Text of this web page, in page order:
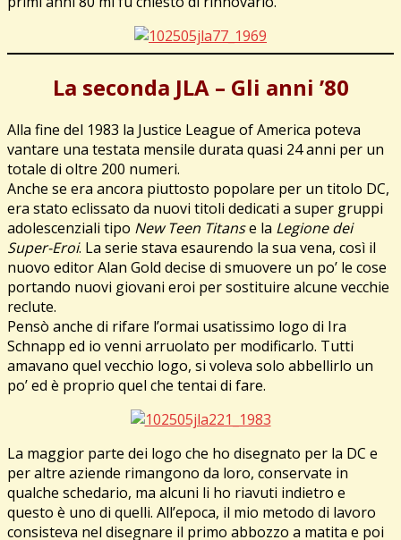
La seconda JLA – Gli anni ’80
Alla fine del 1983 la Justice League of America poteva
vantare una testata mensile durata quasi 24 anni per un
totale di oltre 200 numeri.
Anche se era ancora piuttosto popolare per un titolo DC,
era stato eclissato da nuovi titoli dedicati a super gruppi
adolescenziali tipo New Teen Titanse la Legione dei
Super-Eroi. La serie stava esaurendo la sua vena, così il
nuovo editor Alan Gold decise di smuovere un po’ le cose
portando nuovi giovani eroi per sostituire alcune vecchie
reclute.
Pensò anche di rifare l’ormai usatissimo logo di Ira
Schnapp ed io venni arruolato per modificarlo. Tutti
amavano quel vecchio logo, si voleva solo abbellirlo un
po’ ed è proprio quel che tentai di fare.
La maggior parte dei logo che ho disegnato per la DC e
per altre aziende rimangono da loro, conservate in
qualche schedario, ma alcuni li ho riavuti indietro e
questo è uno di quelli. All’epoca, il mio metodo di lavoro
consisteva nel disegnare il primo abbozzo a matita e poi